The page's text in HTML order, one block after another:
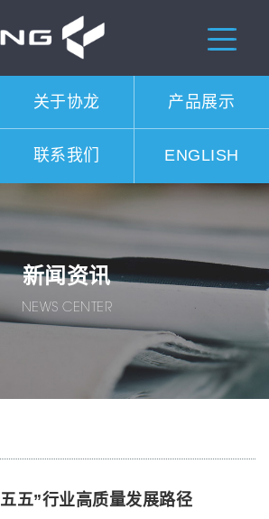
关于协龙 产品展示
联系我们 ENGLISH
新闻资讯
NEWS CENTER
五”行业高质量发展路径